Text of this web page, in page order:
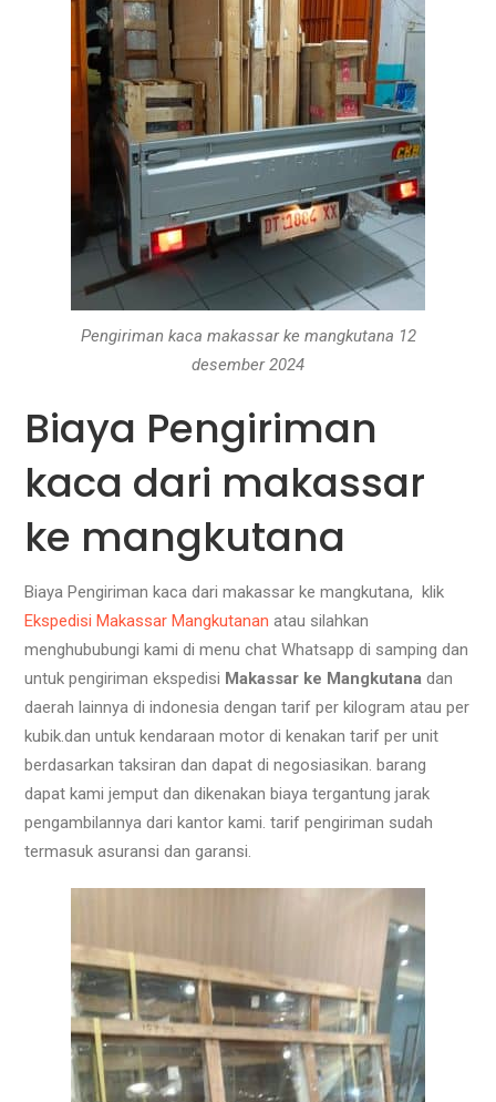
Pengiriman kaca makassar ke mangkutana 12
desember 2024
Biaya Pengiriman
kaca dari makassar
ke mangkutana
Biaya Pengiriman kaca dari makassar ke mangkutana, klik
Ekspedisi Makassar Mangkutanan atau silahkan
menghububungi kami di menu chat Whatsapp di samping dan
untuk pengiriman ekspedisi Makassar ke Mangkutana dan
daerah lainnya di indonesia dengan tarif per kilogram atau per
kubik.dan untuk kendaraan motor di kenakan tarif per unit
berdasarkan taksiran dan dapat di negosiasikan. barang
dapat kami jemput dan dikenakan biaya tergantung jarak
pengambilannya dari kantor kami. tarif pengiriman sudah
termasuk asuransi dan garansi.